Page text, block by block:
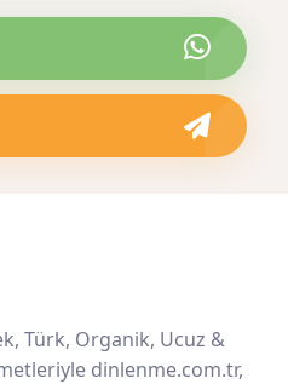
Türk, Organik, Ucuz &
dinlenme.com.tr,